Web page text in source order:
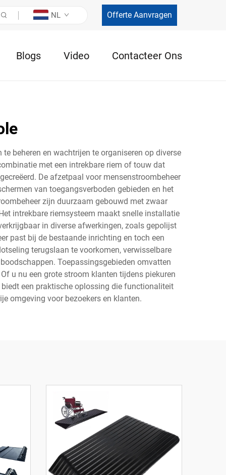
NL Offerte Aanvragen
Blogs Video Contacteer Ons
beheren en wachtrijen te organiseren op diverse
met een intrekbare riem of touw dat
De afzetpaal voor mensenstroombeheer
van toegangsverboden gebieden en het
zijn duurzaam gebouwd met zwaar
intrekbare riemsysteem maakt snelle installatie
in diverse afwerkingen, zoals gepolijst
past bij de bestaande inrichting en toch een
terugslaan te voorkomen, verwisselbare
Toepassingsgebieden omvatten
u nu een grote stroom klanten tijdens piekuren
een praktische oplossing die functionaliteit
omgeving voor bezoekers en klanten.